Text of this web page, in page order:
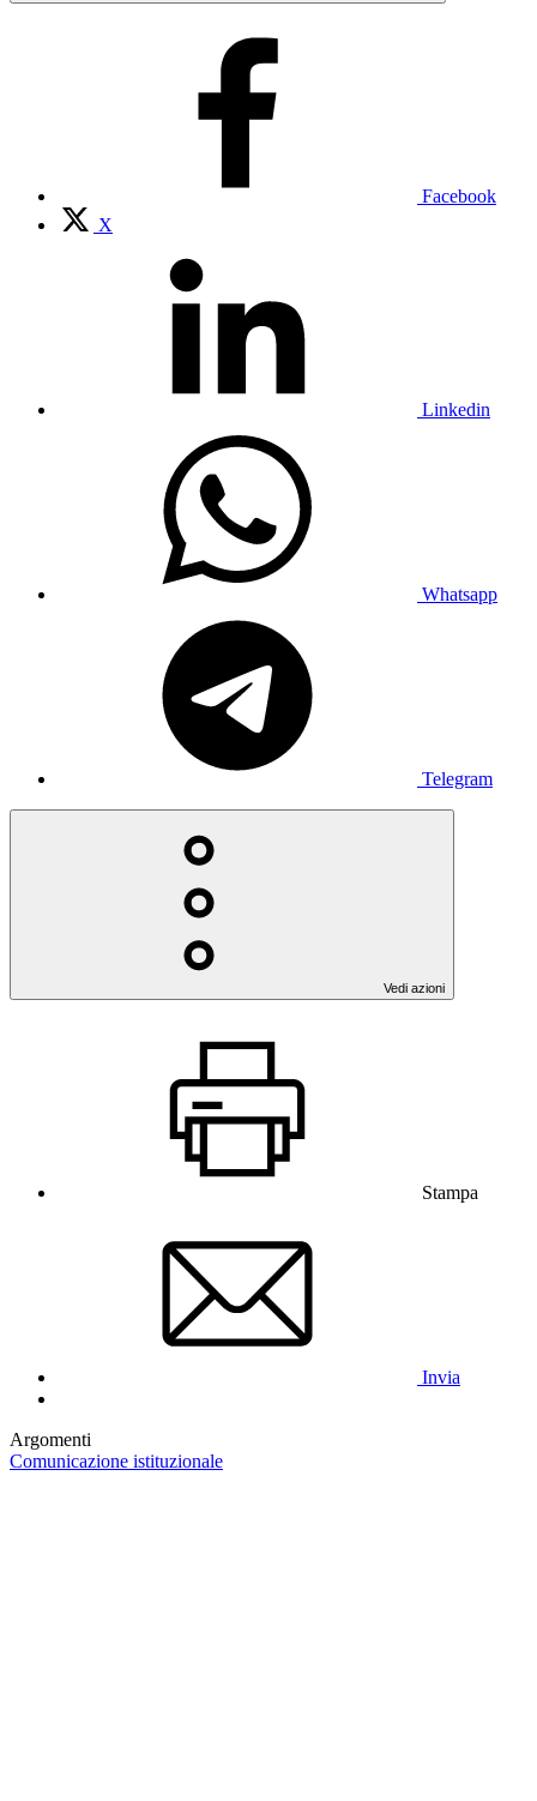
Facebook
X
Linkedin
Whatsapp
Telegram
Vedi azioni
Stampa
Invia
Argomenti
Comunicazione istituzionale